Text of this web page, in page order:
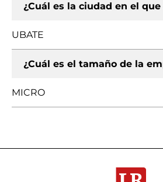
¿Cuál es la ciudad en el
UBATE
¿Cuál es el tamaño de la
MICRO